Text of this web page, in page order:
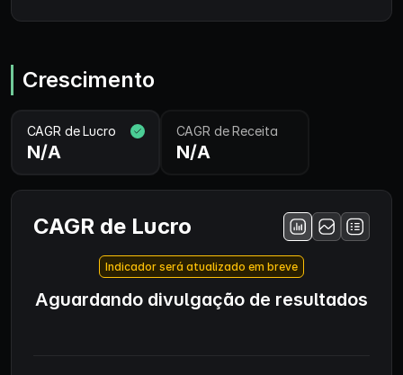
Crescimento
CAGR de Lucro
N/A
CAGR de Receita
N/A
CAGR de Lucro
Indicador será atualizado em breve
Aguardando divulgação de resultados